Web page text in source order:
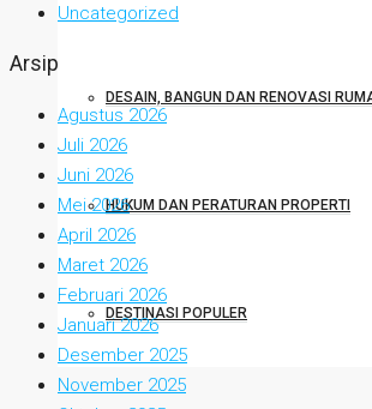
DESAIN, BANGUN DAN RENOVASI
HUKUM DAN PERATURAN PROPERTI
DESTINASI POPULER
Uncategorized
Arsip
Agustus 2026
Juli 2026
Juni 2026
Mei 2026
April 2026
Maret 2026
Februari 2026
Januari 2026
Desember 2025
November 2025